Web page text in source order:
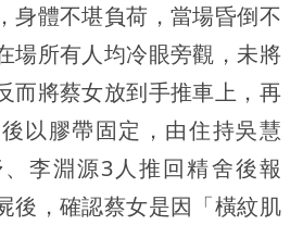
身體不堪負荷，當場昏倒不
場所有人均冷眼旁觀，未將
而將蔡女放到手推車上，再
以膠帶固定，由住持吳慧
李淵源3人推回精舍後報
後，確認蔡女是因「橫紋肌